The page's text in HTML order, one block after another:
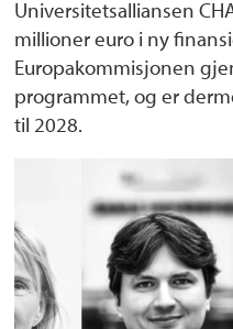
Universitetsalliansen
millioner euro i ny
Europakommisjonen
programmet, og er
til 2028.